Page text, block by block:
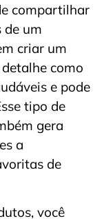
compartilhar
de um
criar um
como
e pode
tipo de
gera
a
de
você